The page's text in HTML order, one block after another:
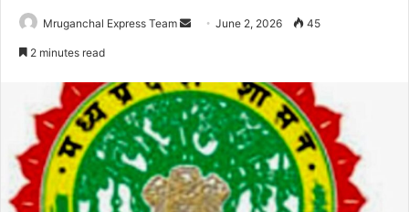
Mruganchal Express Team
Send June 2, 2026 45
2 minutes read